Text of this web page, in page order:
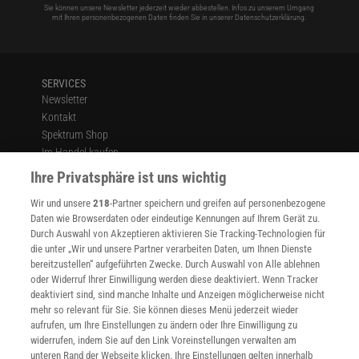
betroffenen Hirngewebe fällt die Diffusivität oft schon wenige
Nervenstränge verletzen, rekonstruieren sie zuvor den Verlauf der
Faserbahnen mittels DTI.
Verkabelungen der Psyche
Neuerdings nutzen auch Neurowissenschaftler die Diffusions-
Tensor-Bildgebung immer häufiger für psychologische
Forschungsprojekte. Wie Naama Barnea-Goraly und ihre Kollegen
von der Stanford University 2005 herausfanden, hängt die
fraktionelle Anisotropie direkt mit der Entwicklung kognitiver
Fähigkeiten zusammen. Die Forscher bemerkten, dass im Zuge der
Kindesentwicklung die FA-Werte unter anderem in Bereichen des
Balkens und des vorderen Stirnhirns stark zunehmen.
Diese präfrontalen Areale der Hirnrinde sind unter anderem an der
Sie können unsere Newsletter jederzeit wieder abbestellen. Infos zu unserem Umgang
mit Ihren personenbezogenen Daten finden Sie in unserer Datenschutzerklärung
SERVICES
Newsletter
Kontakt
Spektrum Shop
Im Handel kaufen
Presse
Verträge kündigen
Widerruf
INFO
Mediadaten
Datenschutz
Nutzungsbedingungen
Cookie-Einstellungen
Utiq verwalten
Nutzungsbasierte Onlinewerbung
Alle Artikel
Ihre Privatsphäre ist uns wichtig
Wir und unsere218-Partner speichern und greifen auf personenbezogene
Daten wie Browserdaten oder eindeutige Kennungen auf Ihrem Gerät zu.
Durch Auswahl von Akzeptieren aktivieren Sie Tracking-Technologien für
die unter „Wir und unsere Partner verarbeiten Daten, um Ihnen Dienste
bereitzustellen“ aufgeführten Zwecke. Durch Auswahl von Alle ablehnen
oder Widerruf Ihrer Einwilligung werden diese deaktiviert. Wenn Tracker
deaktiviert sind, sind manche Inhalte und Anzeigen möglicherweise nicht
mehr so relevant für Sie. Sie können dieses Menü jederzeit wieder
aufrufen, um Ihre Einstellungen zu ändern oder Ihre Einwilligung zu
widerrufen, indem Sie auf den Link Voreinstellungen verwalten am
unteren Rand der Webseite klicken. Ihre Einstellungen gelten innerhalb